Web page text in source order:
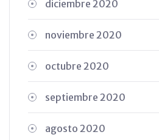
diciembre 2020
noviembre 2020
octubre 2020
septiembre 2020
agosto 2020